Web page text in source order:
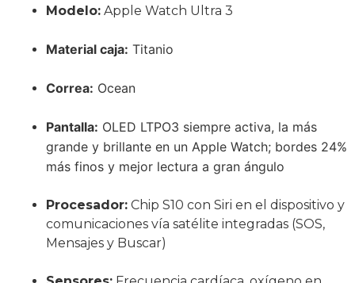
Modelo: Apple Watch Ultra 3
Material caja: Titanio
Correa: Ocean
Pantalla: OLED LTPO3 siempre activa, la más
grande y brillante en un Apple Watch; bordes 24%
más finos y mejor lectura a gran ángulo
Procesador: Chip S10 con Siri en el dispositivo y
comunicaciones vía satélite integradas (SOS,
Mensajes y Buscar)